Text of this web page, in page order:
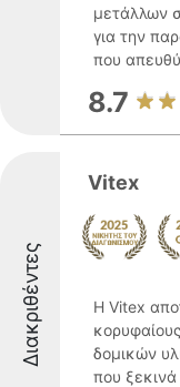
μετάλλων
για την
που
8.7
Διακριθέντες
Vitex
Η Vitex
δομικών
που ξεκινά